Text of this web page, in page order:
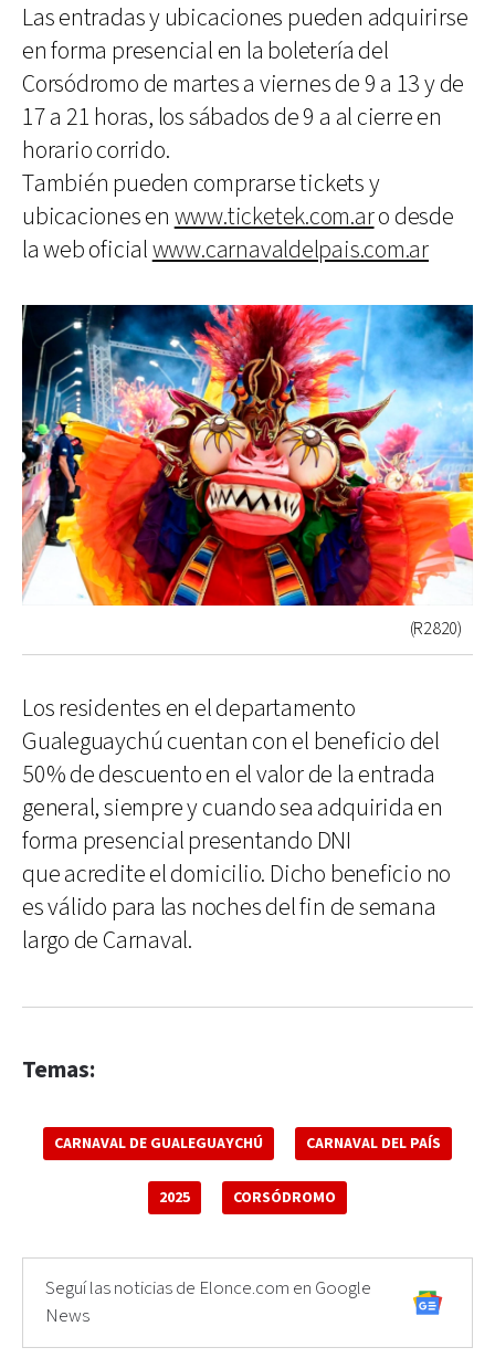
Las entradas y ubicaciones pueden adquirirse
en forma presencial en la boletería del
Corsódromo de martes a viernes de 9 a 13 y de
17 a 21 horas, los sábados de 9 a al cierre en
horario corrido.
También pueden comprarse tickets y
ubicaciones en www.ticketek.com.aro desde
la web oficialwww.carnavaldelpais.com.ar
(R2820)
Los residentes en el departamento
Gualeguaychú cuentan con el beneficio del
50% de descuento en el valor de la entrada
general, siempre y cuando sea adquirida en
forma presencial presentando DNI
que acredite el domicilio. Dicho beneficio no
es válido para las noches del fin de semana
largo de Carnaval.
Temas:
CARNAVAL DE GUALEGUAYCHÚ CARNAVAL DEL PAÍS
2025 CORSÓDROMO
Seguí las noticias de Elonce.com en Google
News